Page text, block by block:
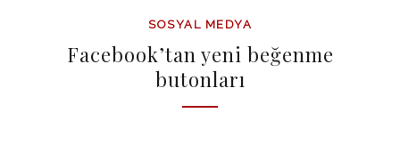
SOSYAL MEDYA
Facebook’tan yeni beğenme
butonları